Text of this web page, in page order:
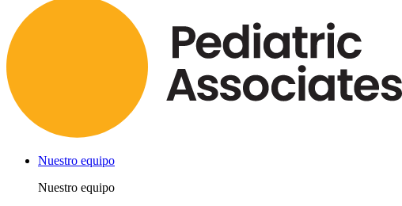
Nuestro equipo
Nuestro equipo